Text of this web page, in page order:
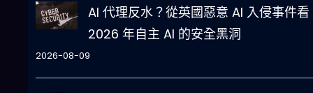
AI 代理反水？從英國惡意 AI 入侵事件看
2026 年自主 AI 的安全黑洞
2026-08-09